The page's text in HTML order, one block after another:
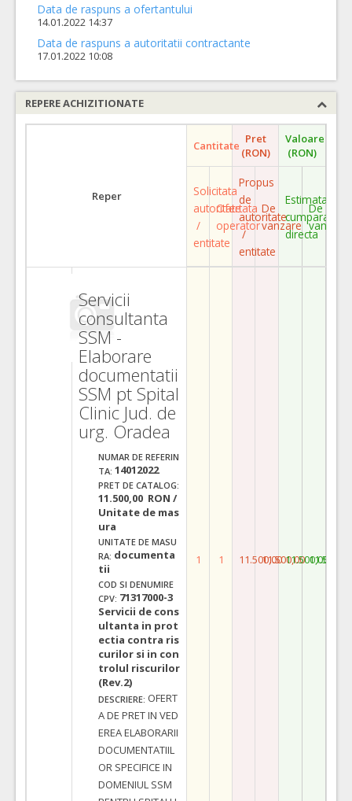
Data de raspuns a ofertantului
14.01.2022 14:37
Data de raspuns a autoritatii contractante
17.01.2022 10:08
REPERE ACHIZITIONATE
Reper
Cantitate Pret
(RON)
Valoare
(RON)
Solicitata
autoritate
/
entitate
Ofertata
operator
Propus
de
autoritate
/
entitate
De
vanzare
Estimata
cumparare
directa
De
vanzare
Servicii
consultanta
SSM -
Elaborare
documentatii
SSM pt Spital
Clinic Jud. de
urg. Oradea
NUMAR DE REFERIN
TA: 14012022
PRET DE CATALOG:
11.500,00 RON /
Unitate de mas
ura
UNITATE DE MASU
RA: documenta
tii
COD SI DENUMIRE
CPV: 71317000-3
Servicii de cons
ultanta in prot
ectia contra ris
curilor si in con
trolul riscurilor
(Rev.2)
DESCRIERE: OFERT
A DE PRET IN VED
EREA ELABORARII
DOCUMENTATIIL
OR SPECIFICE IN
DOMENIUL SSM
1 1 11.500,0011.500,0011.500,00